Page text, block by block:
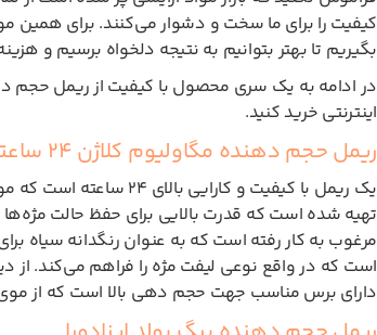
کیفیت را برای ما سخت و دشوار می‌کنند. برای
بگیریم تا بهتر بتوانیم به نتیجه دلخواه برسیم و
در ادامه به یک سری محصول با کیفیت از ریمل حجم
اینترنتی خرید کنید.
ریمل حجم دهنده مگاولیوم کلاژن 24 ساعته لورال
یک ریمل با کیفیت و
مرغوب به کار رفته است که به عنوان رنگدانه سیاه
است که در واقع نوعی لیفت مژه را فراهم می‌کند.
دارای برس مناسب جهت حجم دهی بالا است که از